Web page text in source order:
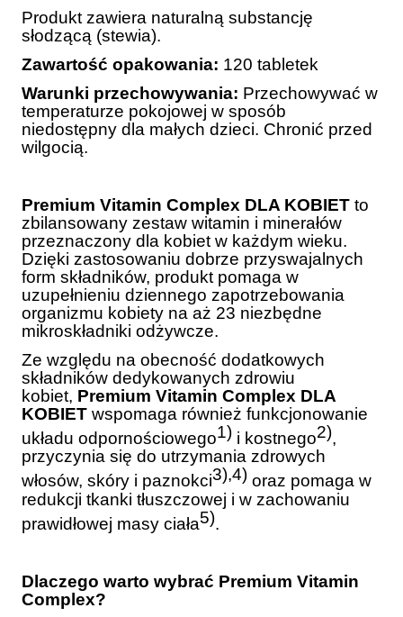
Produkt zawiera naturalną substancję
słodzącą (stewia).
Zawartość opakowania: 120 tabletek
Warunki przechowywania: Przechowywać w
temperaturze pokojowej w sposób
niedostępny dla małych dzieci. Chronić przed
wilgocią.
Premium Vitamin Complex DLA KOBIET to
zbilansowany zestaw witamin i minerałów
przeznaczony dla kobiet w każdym wieku.
Dzięki zastosowaniu dobrze przyswajalnych
form składników, produkt pomaga w
uzupełnieniu dziennego zapotrzebowania
organizmu kobiety na aż 23 niezbędne
mikroskładniki odżywcze.
Ze względu na obecność dodatkowych
składników dedykowanych zdrowiu
kobiet, Premium Vitamin Complex DLA
KOBIET wspomaga również funkcjonowanie
układu odpornościowego1) i kostnego2),
przyczynia się do utrzymania zdrowych
włosów, skóry i paznokci3),4) oraz pomaga w
redukcji tkanki tłuszczowej i w zachowaniu
prawidłowej masy ciała5).
Dlaczego warto wybrać Premium Vitamin
Complex?